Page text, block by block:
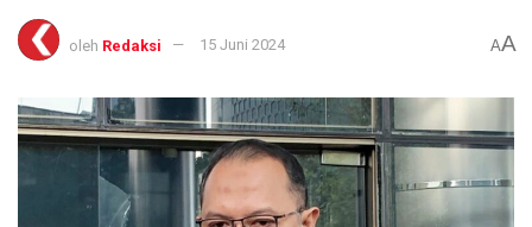
oleh Redaksi 15 Juni 2024 AA